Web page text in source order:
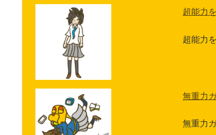
超能力
超能力
無重力
無重力